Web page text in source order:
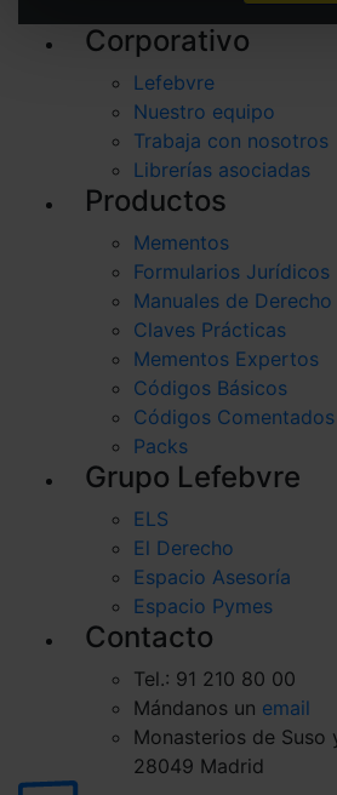
aceptar solo las
todas las cookies excepto
También puedes
seleccionar solo aquellas que
navegador. Si no seleccionas
las que sean indispensables para
Saber más acerca de las cookies
Corporativo
Lefebvre
Nuestro equipo
Trabaja con nosotros
Librerías asociadas
Productos
Mementos
Formularios Jurídicos
Manuales de Derecho
Claves Prácticas
Mementos Expertos
Códigos Básicos
Códigos Comentados
Packs
Grupo Lefebvre
ELS
El Derecho
Espacio Asesoría
Espacio Pymes
Contacto
Tel.: 91 210 80 00
Mándanos un email
Monasterios de Suso
28049 Madrid